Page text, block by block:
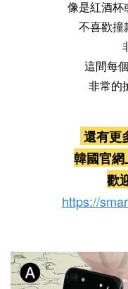
像是紅酒杯
不喜歡撞
這間每
非常的
還有更
韓國官
歡
https://